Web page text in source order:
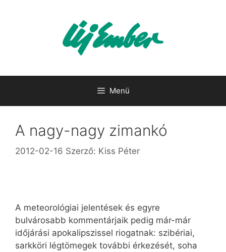
Menü
A nagy-nagy zimankó
2012-02-16 Szerző: Kiss Péter
A meteorológiai jelentések és egyre
bulvárosabb kommentárjaik pedig már-már
időjárási apokalipszissel riogatnak: szibériai,
sarkköri légtömegek további érkezését, soha